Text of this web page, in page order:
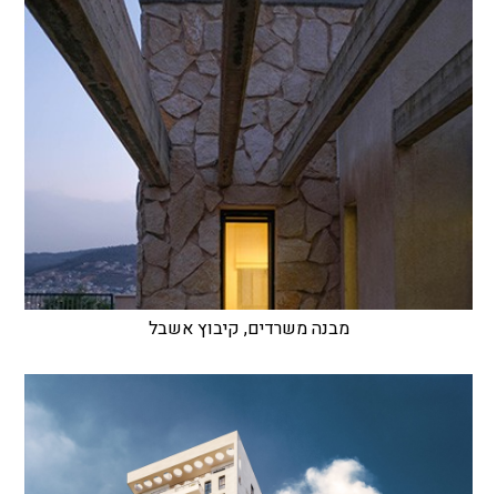
מבנה משרדים, קיבוץ אשבל